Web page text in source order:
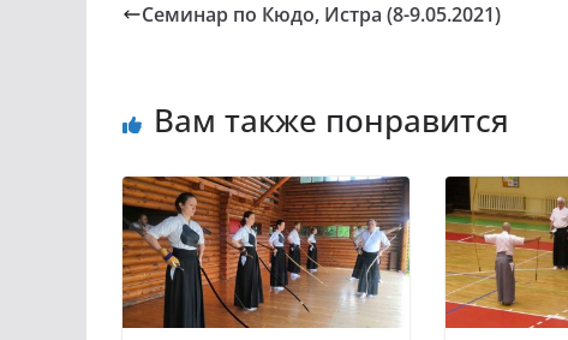
Семинар по Кюдо, Истра (8-9.05.2021)
Вам также понравится